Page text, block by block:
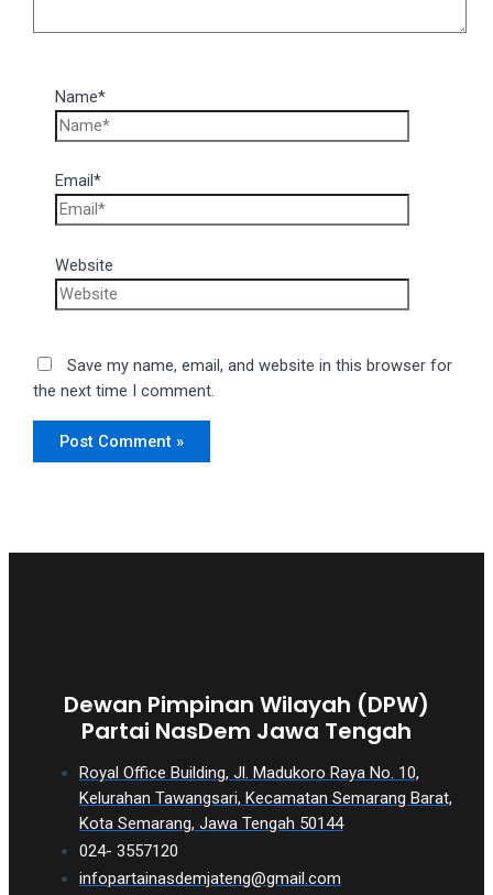
Name*
Email*
Website
Save my name, email, and website in this browser for
the next time I comment.
Dewan Pimpinan Wilayah (DPW)
Partai NasDem Jawa Tengah
Royal Office Building, Jl. Madukoro Raya No. 10,
Kelurahan Tawangsari, Kecamatan Semarang Barat,
Kota Semarang, Jawa Tengah 50144
024- 3557120
infopartainasdemjateng@gmail.com